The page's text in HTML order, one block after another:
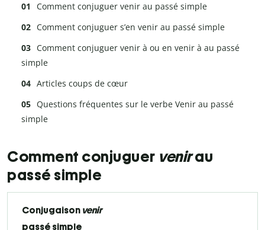
Comment conjuguer venir au passé simple
Comment conjuguer s’en venir au passé simple
Comment conjuguer venir à ou en venir à au passé
simple
Articles coups de cœur
Questions fréquentes sur le verbe Venir au passé
simple
Comment conjuguer venirau
passé simple
Conjugaison venir
passé simple